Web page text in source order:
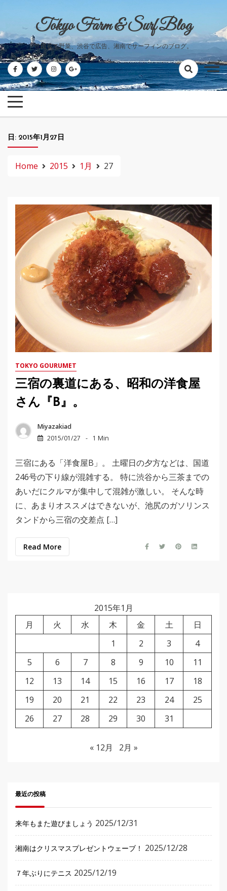
content
Tokyo Farm & Surf Blog
世田谷で野菜、渋谷で広告、湘南でサーフィンのブログ。
日: 2015年1月27日
Home 2015 1月 27
TOKYO GOURUMET
三宿の裏道にある、昭和の洋食屋
さん『B』。
Miyazakiad
2015/01/27
1 Min
三宿にある「洋食屋B」。 土曜日の夕方などは、国道
246号の下り線が混雑する。 特に渋谷から三茶までの
あいだにクルマが集中して混雑が激しい。 そんな時
に、あまりオススメはできないが、池尻のガソリンス
タンドから三宿の交差点 […]
Read More
2015年1月
月
火 水 木 金 土
日
1
2 3
4
5
6 7 8 9 10
11
12
13 14 15 16 17
18
19
20 21 22 23 24
25
26
27 28 29 30 31
« 12月 2月 »
最近の投稿
来年もまた遊びましょう 2025/12/31
湘南はクリスマスプレゼントウェーブ！ 2025/12/28
７年ぶりにテニス 2025/12/19